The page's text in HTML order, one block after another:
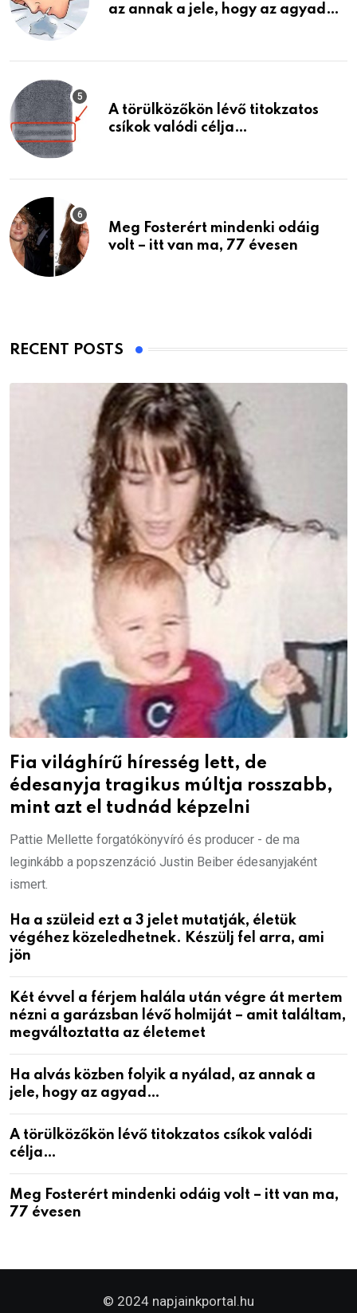
az annak a jele, hogy az agyad…
A törülközőkön lévő titokzatos
csíkok valódi célja…
Meg Fosterért mindenki odáig
volt – itt van ma, 77 évesen
RECENT POSTS
Fia világhírű híresség lett, de
édesanyja tragikus múltja rosszabb,
mint azt el tudnád képzelni
Pattie Mellette forgatókönyvíró és producer - de ma
leginkább a popszenzáció Justin Beiber édesanyjaként
ismert.
Ha a szüleid ezt a 3 jelet mutatják, életük
végéhez közeledhetnek. Készülj fel arra, ami
jön
Két évvel a férjem halála után végre át mertem
nézni a garázsban lévő holmiját – amit találtam,
megváltoztatta az életemet
Ha alvás közben folyik a nyálad, az annak a
jele, hogy az agyad…
A törülközőkön lévő titokzatos csíkok valódi
célja…
Meg Fosterért mindenki odáig volt – itt van ma,
77 évesen
© 2024 napjainkportal.hu